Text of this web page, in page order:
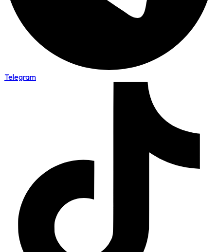
Telegram